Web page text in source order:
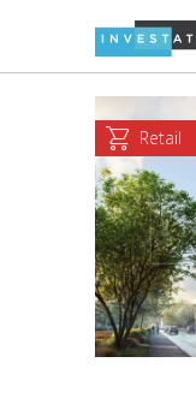
Retail